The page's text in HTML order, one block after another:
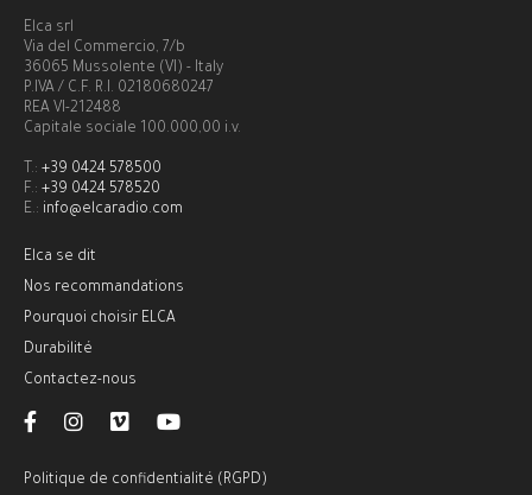
Elca srl
Via del Commercio, 7/b
36065 Mussolente (VI) - Italy
P.IVA / C.F. R.I. 02180680247
REA VI-212488
Capitale sociale 100.000,00 i.v.
T.: +39 0424 578500
F.: +39 0424 578520
E.: info@elcaradio.com
Elca se dit
Nos recommandations
Pourquoi choisir ELCA
Durabilité
Contactez-nous
Politique de confidentialité (RGPD)